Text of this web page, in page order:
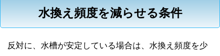
水換え頻度を減らせる条件
反対に、水槽が安定している場合は、水換え頻度を少